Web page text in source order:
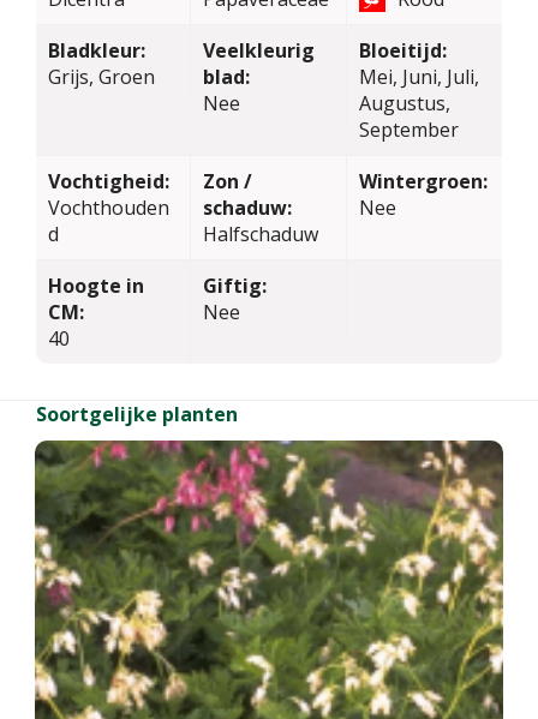
Bladkleur:
Grijs, Groen
Veelkleurig
blad:
Nee
Bloeitijd:
Mei, Juni, Juli,
Augustus,
September
Vochtigheid:
Vochthouden
d
Zon /
schaduw:
Halfschaduw
Wintergroen:
Nee
Hoogte in
CM:
40
Giftig:
Nee
Soortgelijke planten